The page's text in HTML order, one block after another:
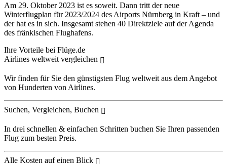
Am 29. Oktober 2023 ist es soweit. Dann tritt der neue
Winterflugplan für 2023/2024 des Airports Nürnberg in Kraft – und
der hat es in sich. Insgesamt stehen 40 Direktziele auf der Agenda
des fränkischen Flughafens.
Ihre Vorteile bei Flüge.de
Airlines weltweit vergleichen
Wir finden für Sie den günstigsten Flug weltweit aus dem Angebot
von Hunderten von Airlines.
Suchen, Vergleichen, Buchen
In drei schnellen & einfachen Schritten buchen Sie Ihren passenden
Flug zum besten Preis.
Alle Kosten auf einen Blick